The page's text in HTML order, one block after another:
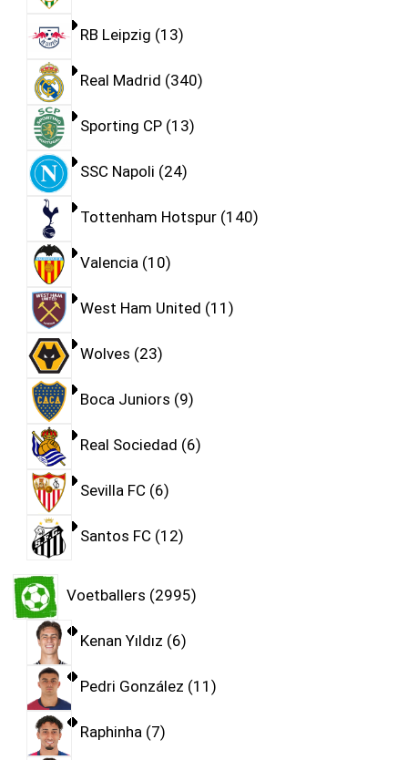
RB Leipzig 13
Real Madrid 340
Sporting CP 13
SSC Napoli 24
Tottenham Hotspur 140
Valencia 10
West Ham United 11
Wolves 23
Boca Juniors 9
Real Sociedad 6
Sevilla FC 6
Santos FC 12
Voetballers 2995
Kenan Yıldız 6
Pedri González 11
Raphinha 7